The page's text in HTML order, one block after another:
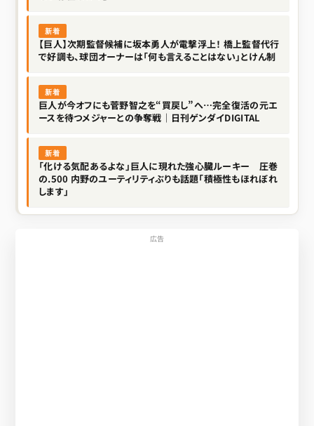
新着
【巨人】次期監督候補に坂本勇人が電撃浮上！ 橋上監督代行
で好調も、球団オーナーは「何も言えることはない」とけん制
新着
巨人が今オフにも菅野智之を“買戻し”へ…完全復活の元エ
ースを待つメジャーとの争奪戦｜日刊ゲンダイDIGITAL
新着
「化ける気配あるよな」巨人に現れた強心臓ルーキー 圧巻
の.500 内野のユーティリティぶりも話題「積極性もほれぼれ
します」
広告